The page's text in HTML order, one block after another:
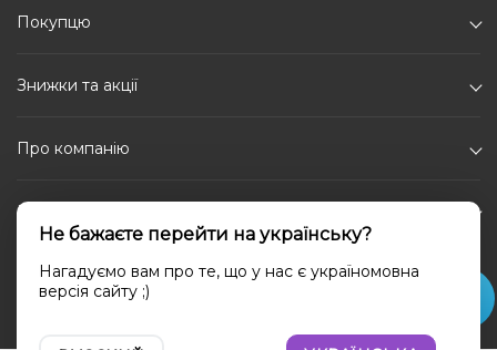
Покупцю
Знижки та акції
Про компанію
Каталог
Соціальні мережі
Не бажаєте перейти на українську?
Нагадуємо вам про те, що у нас є україномовна
версія сайту ;)